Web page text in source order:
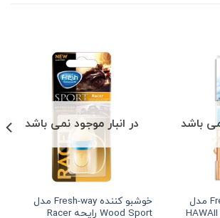
باشد
خوشبو کننده Fresh-way مدل
در انبار موجود نمی باشد
خوشبو کننده Fresh-way مدل
Wood Sport رایحه Racer